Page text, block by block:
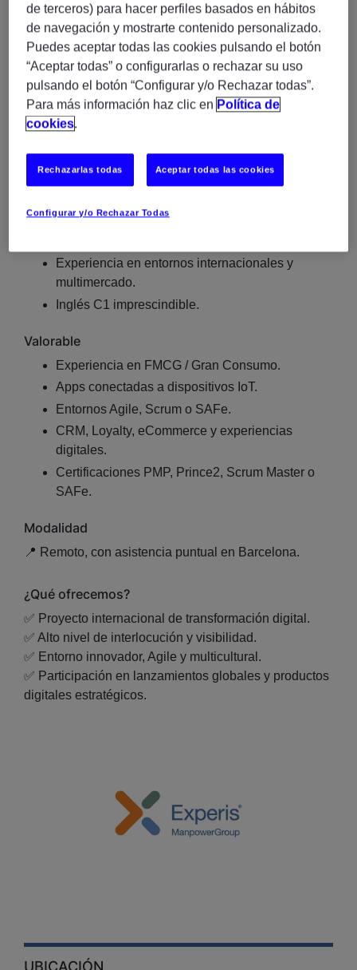
Requisitos
+8 años de experiencia en gestión de proyectos
digitales, móviles o IT.
Experiencia en entrega de aplicaciones móviles
customer-facing.
y equipos multidisciplinares.
Sólida experiencia en planificación, gestión de
Experiencia en go-lives, releases e hypercare.
Experiencia en entornos internacionales y
multimercado.
Inglés C1 imprescindible.
Valorable
Experiencia en FMCG / Gran Consumo.
Apps conectadas a dispositivos IoT.
Entornos Agile, Scrum o SAFe.
CRM, Loyalty, eCommerce y experiencias
digitales.
Certificaciones PMP, Prince2, Scrum Master o
SAFe.
Modalidad
📍 Remoto, con asistencia puntual en Barcelona.
¿Qué ofrecemos?
✅ Proyecto internacional de transformación digital.
✅ Alto nivel de interlocución y visibilidad.
✅ Entorno innovador, Agile y multicultural.
✅ Participación en lanzamientos globales y productos
digitales estratégicos.
UBICACIÓN
de terceros) para hacer perfiles basados en hábitos
de navegación y mostrarte contenido personalizado.
Puedes aceptar todas las cookies pulsando el botón
“Aceptar todas” o configurarlas o rechazar su uso
pulsando el botón “Configurar y/o Rechazar todas”.
Para más información haz clic en Política de
cookies.
Configurar y/o Rechazar Todas
Rechazarlas todas Aceptar todas las cookies